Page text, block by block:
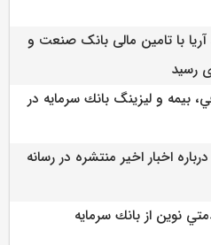
آریا با تامین مالی بانک صنعت و
رسید
بيمه و ليزينگ بانك سرمايه در
اخبار اخیر منتشره در رسانه
نوين از بانك سرمايه